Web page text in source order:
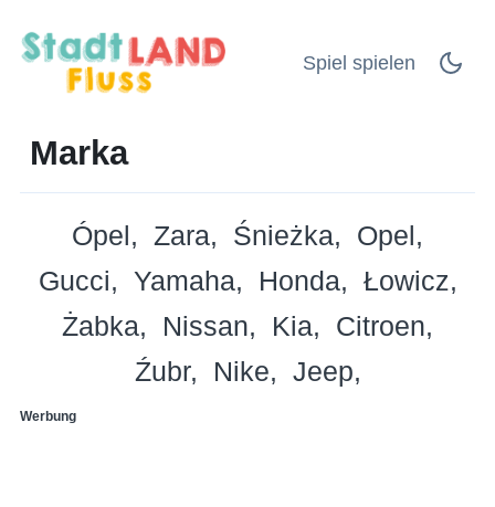
Spiel spielen
Marka
Ópel Zara Śnieżka
Opel
Gucci
Yamaha Honda
Łowicz
Żabka
Nissan Kia
Citroen
Źubr
Nike Jeep
Werbung